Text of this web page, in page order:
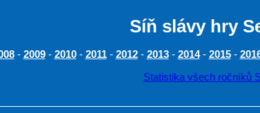
Síň slávy hry
- 2009- 2010- 2011- 2012- 2013- 2014- 2015-
Statistika všech ročníků